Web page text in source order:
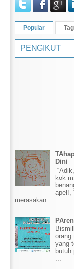
Popular
PENGIKUT
Dini
kok
apel!,
merasakan ...
orang
yang
butuh
...